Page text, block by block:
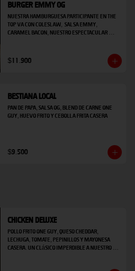
Burger Emmy OG
Nuestra hamburguesa participante en the
top va con coleslaw,  salsa EMMY,
caramel bacon, nuestro espectacular
fritas de regalo.
$11.900
Bestiana Local
Pan de papa, salsa OG, blend de carne one
guy, huevo frito y cebolla frita casera
$9.500
Chicken Deluxe
Pollo frito One Guy, queso cheddar,
lechuga, tomate, pepinillos y mayonesa
casera. un clásico imperdible a nuestro